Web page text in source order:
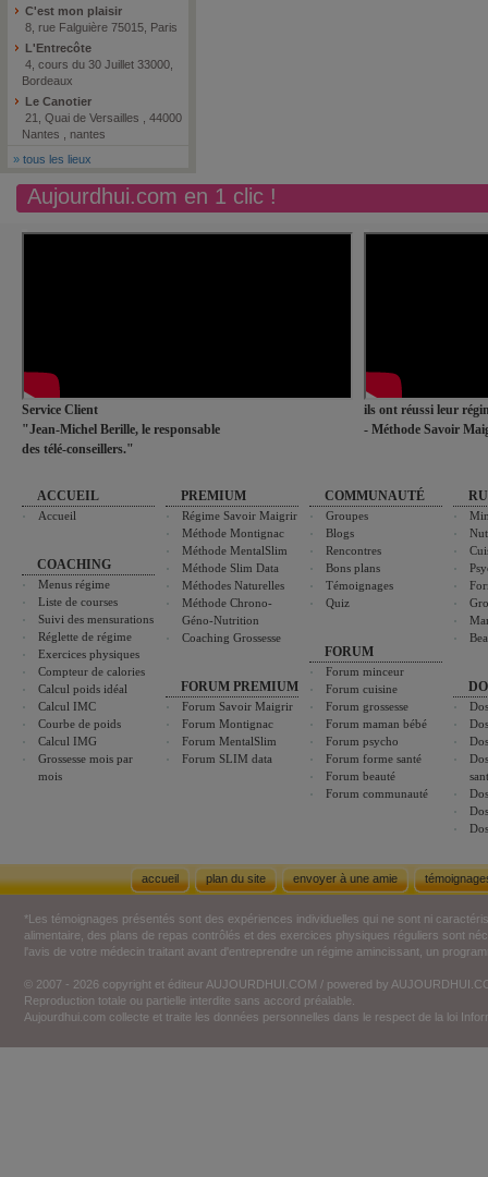
C'est mon plaisir
8, rue Falguière 75015, Paris
L'Entrecôte
4, cours du 30 Juillet 33000,
Bordeaux
Le Canotier
21, Quai de Versailles , 44000
Nantes , nantes
» tous les lieux
Aujourdhui.com en 1 clic !
Service Client
"Jean-Michel Berille, le responsable
des télé-conseillers."
ils ont réussi leur
- Méthode Savoir
ACCUEIL
Accueil
COACHING
Menus régime
Liste de courses
Suivi des mensurations
Réglette de régime
Exercices physiques
Compteur de calories
Calcul poids idéal
Calcul IMC
Courbe de poids
Calcul IMG
Grossesse mois par
mois
PREMIUM
Régime Savoir Maigrir
Méthode Montignac
Méthode MentalSlim
Méthode Slim Data
Méthodes Naturelles
Méthode Chrono-
Géno-Nutrition
Coaching Grossesse
FORUM PREMIUM
Forum Savoir Maigrir
Forum Montignac
Forum MentalSlim
Forum SLIM data
COMMUNAUTÉ
Groupes
Blogs
Rencontres
Bons plans
Témoignages
Quiz
FORUM
Forum minceur
Forum cuisine
Forum grossesse
Forum maman bébé
Forum psycho
Forum forme santé
Forum beauté
Forum communauté
accueil plan du site envoyer à une amie
*Les témoignages présentés sont des expériences individuelles qui ne sont ni
alimentaire, des plans de repas contrôlés et des exercices physiques réguliers sont
l'avis de votre médecin traitant avant d'entreprendre un régime amincissant, un
© 2007 - 2026 copyright et éditeur AUJOURDHUI.COM / powered by
Reproduction totale ou partielle interdite sans accord préalable.
Aujourdhui.com collecte et traite les données personnelles dans le respect de la loi